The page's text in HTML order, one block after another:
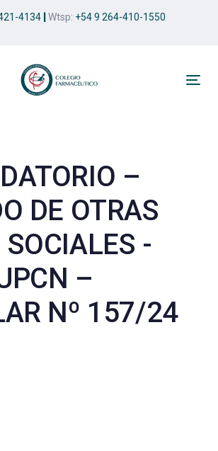
4134 Wtsp: +54 9 264-410-1550
–
DE OTRAS
SOCIALES -
–
Nº 157/24